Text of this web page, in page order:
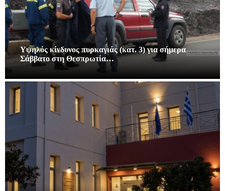
Υψηλός κίνδυνος πυρκαγιάς (κατ. 3) για σήμερα
Σάββατο στη Θεσπρωτία…